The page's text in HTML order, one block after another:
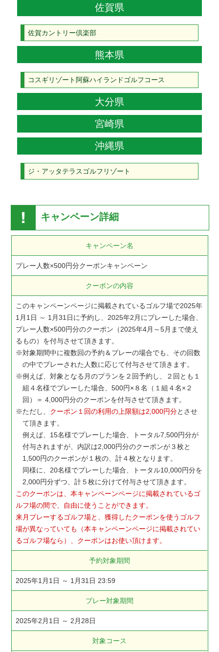
佐賀県
佐賀カントリー倶楽部
熊本県
コスギリゾート阿蘇ハイランドゴルフコース
大分県
宮崎県
沖縄県
ジ・アッタテラスゴルフリゾート
キャンペーン詳細
キャンペーン名
プレー人数×500円分クーポンキャンペーン
クーポンの内容
このキャンペーンページに掲載されているゴルフ場で2025年
1月1日 ～ 1月31日に予約し、2025年2月にプレーした場合、
プレー人数×500円分のクーポン（2025年4月～5月まで使え
るもの）を付与させて頂きます。
対象期間中に複数回の予約＆プレーの場合でも、その回数
の中でプレーされた人数に応じて付与させて頂きます。
例えば、対象となる月のプランを２回予約し、２回とも１
組４名様でプレーした場合、500円×８名（１組４名×２
回）＝ 4,000円分のクーポンを付与させて頂きます。
ただし、 クーポン１回の利用の上限額は2,000円分とさせ
て頂きます。
例えば、15名様でプレーした場合、トータル7,500円分が
付与されますが、内訳は2,000円分のクーポンが３枚と
1,500円のクーポンが１枚の、計４枚となります。
同様に、20名様でプレーした場合、トータル10,000円分を
2,000円分ずつ、計５枚に分けて付与させて頂きます。
このクーポンは、本キャンペーンページに掲載されているゴ
ルフ場の間で、自由に使うことができます。
来月プレーするゴルフ場と、獲得したクーポンを使うゴルフ
場が異なっていても（本キャンペーンページに掲載されてい
るゴルフ場なら）、クーポンはお使い頂けます。
予約対象期間
2025年1月1日 ～ 1月31日 23:59
プレー対象期間
2025年2月1日 ～ 2月28日
対象コース